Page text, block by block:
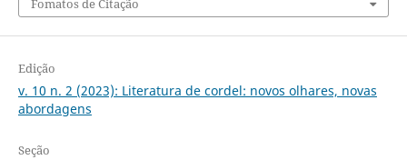
Fomatos de Citação
Edição
v. 10 n. 2 (2023): Literatura de cordel: novos olhares, novas
abordagens
Seção